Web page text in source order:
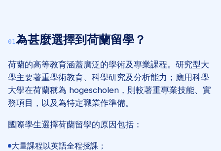
01為甚麼選擇到荷蘭留學？
荷蘭的高等教育涵蓋廣泛的學術及專業課程。研究型大
學主要著重學術教育、科學研究及分析能力；應用科學
大學在荷蘭稱為 hogescholen ，則較著重專業技能、實
務項目，以及為特定職業作準備。
國際學生選擇荷蘭留學的原因包括：
大量課程以英語全程授課；